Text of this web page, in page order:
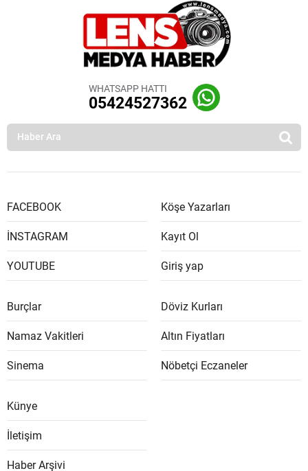
WHATSAPP HATTI
05424527362
FACEBOOK
İNSTAGRAM
YOUTUBE
Köşe Yazarları
Kayıt Ol
Giriş yap
Burçlar
Namaz Vakitleri
Sinema
Döviz Kurları
Altın Fiyatları
Nöbetçi Eczaneler
Künye
İletişim
Haber Arşivi